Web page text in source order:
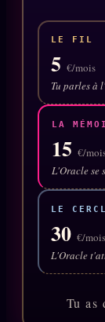
LIVRES
Compte
Les
ZS
LE FIL
5 €/mois
Tu parles à
LA
15 €/
L'Oracle se
LE
30 €/mois
L'Oracle
Tu as